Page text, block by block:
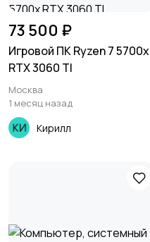
73 500 ₽
Игровой ПК Ryzen 7 5700x
RTX 3060 TI
Москва
1 месяц назад
Кирилл